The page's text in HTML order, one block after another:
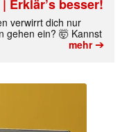
Erklär’s besser!
verwirrt dich nur
gehen ein? 🤯 Kannst
mehr➔